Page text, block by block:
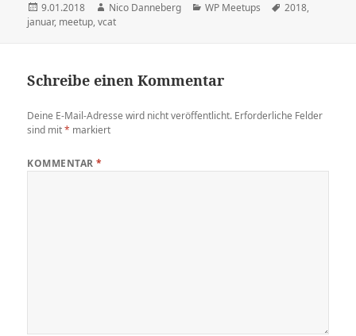
Veröffentlicht
am
9.01.2018 Autor
Nico Danneberg Kategorien
WP Meetups Schlagwörter
2018,
januar, meetup,vcat
Schreibe einen Kommentar
Deine E-Mail-Adresse wird nicht veröffentlicht. Erforderliche Felder
sind mit* markiert
KOMMENTAR*